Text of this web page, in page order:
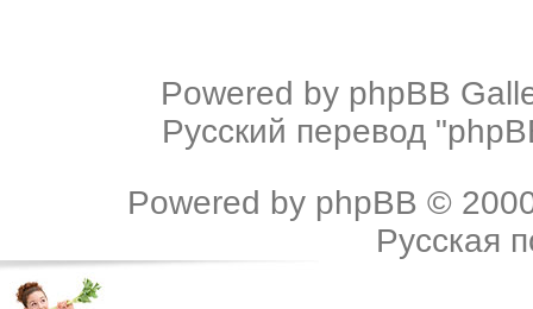
Powered by phpBB
Русский перевод
Powered by phpBB ©
Русская